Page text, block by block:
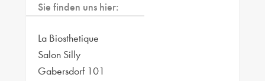
Sie finden uns hier:
La Biosthetique
Salon Silly
Gabersdorf 101